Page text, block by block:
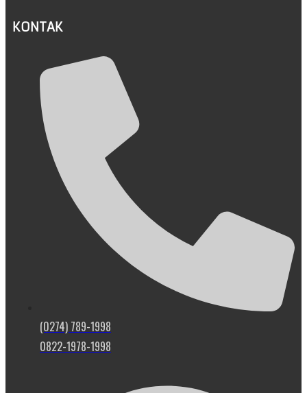
KONTAK
(0274) 789-1998
0822-1978-1998